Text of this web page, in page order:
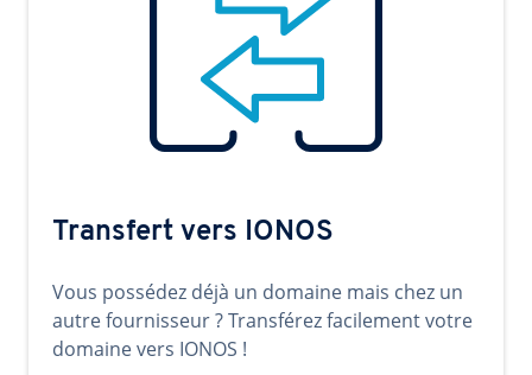
Transfert vers IONOS
Vous possédez déjà un domaine mais chez un
autre fournisseur ? Transférez facilement votre
domaine vers IONOS !